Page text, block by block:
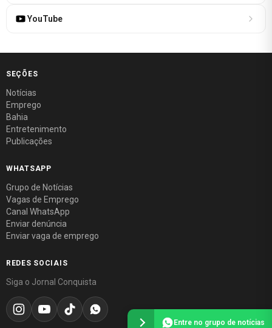
YouTube
SEÇÕES
Notícias
Emprego
Bahia
Entretenimento
Publicações
WHATSAPP
Grupo de Notícias
Vagas de Emprego
Canal WhatsApp
Enviar denúncia
Enviar vaga de emprego
REDES SOCIAIS
Siga o Jornal Conquista
Entre no grupo de notícias